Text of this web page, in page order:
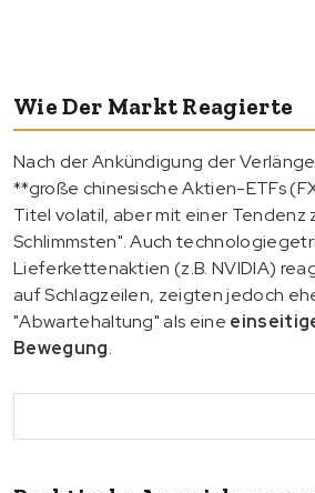
Wie Der Markt Reagierte
Nach der Ankündigung der
**große chinesische Aktien-ETFs
Titel volatil, aber mit einer Tendenz
Schlimmsten". Auch
Lieferkettenaktien (z.B. NVIDIA)
auf Schlagzeilen, zeigten jedoch
"Abwartehaltung" als eine
Bewegung.